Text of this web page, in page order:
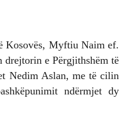
Kosovës, Myftiu Naim ef.
e Përgjithshëm të
Nedim Aslan, me të cilin
ndërmjet dy